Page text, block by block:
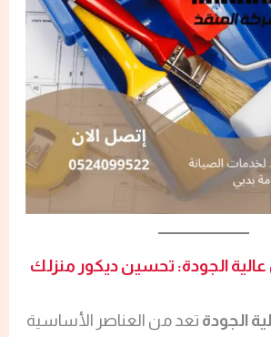
عالية الجودة: تحسين ديكور منزلك
الجودة تعد من العناصر الأساسية